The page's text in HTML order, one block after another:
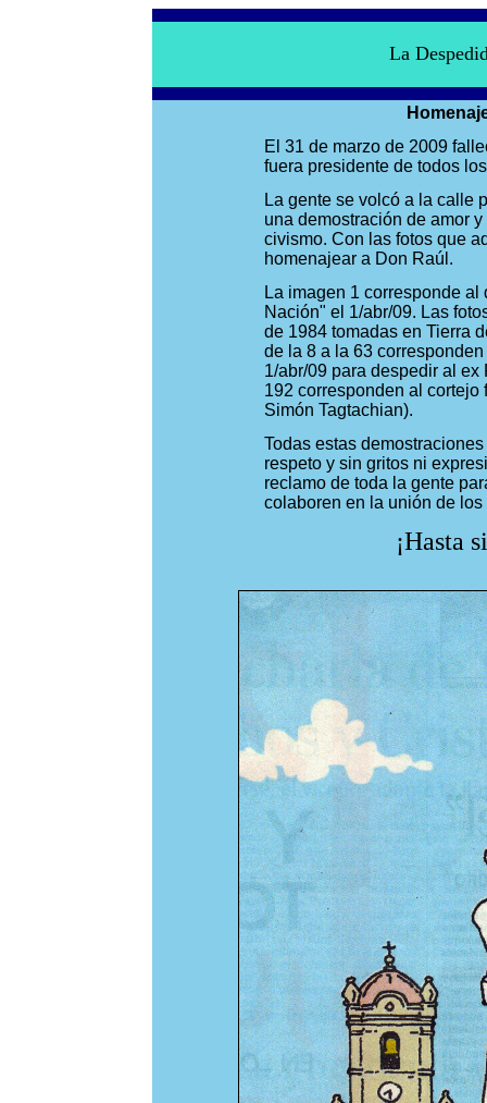
La
El 31 de marzo de 2009
fuera presidente de todos
La gente se volcó a la calle
una demostración de amor
civismo. Con las fotos que
homenajear a Don Raúl.
La imagen 1 corresponde
Nación" el 1/abr/09. Las
de 1984 tomadas en Tierra
de la 8 a la 63
1/abr/09 para despedir al
192 corresponden al cortejo
Simón Tagtachian).
Todas estas
respeto y sin gritos ni
reclamo de toda la gente
colaboren en la unión de los
¡Hasta